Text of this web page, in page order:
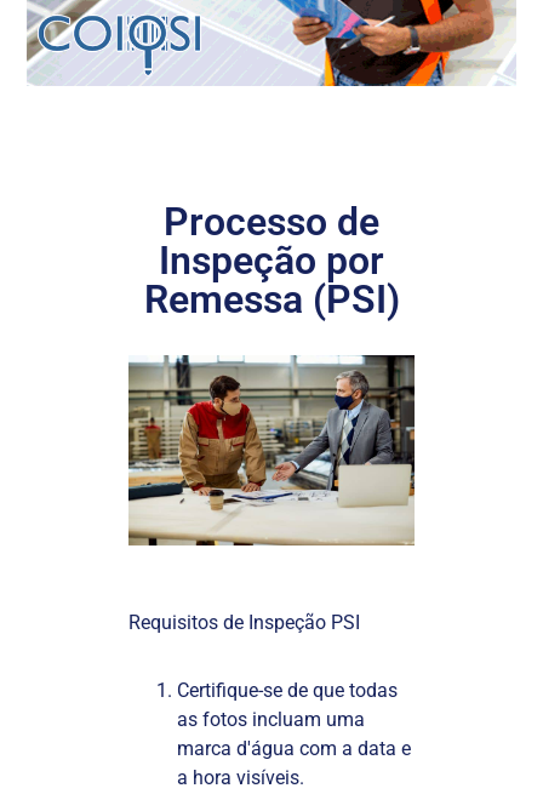
Processo de
Inspeção por
Remessa (PSI)
Requisitos de Inspeção PSI
Certifique-se de que todas
as fotos incluam uma
marca d'água com a data e
a hora visíveis.